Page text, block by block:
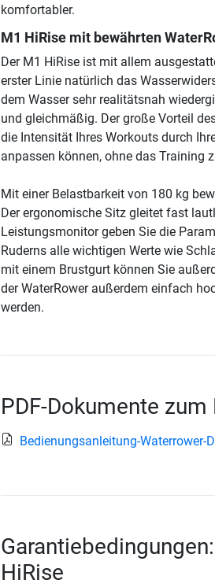
komfortabler.
M1 HiRise mit bewährten
Der M1 HiRise ist mit allem
erster Linie natürlich das
dem Wasser sehr realitätsnah
und gleichmäßig. Der große Vorteil
die Intensität Ihres Workouts durch
anpassen können, ohne das Training
Mit einer Belastbarkeit von 180 kg
Der ergonomische Sitz gleitet fast
Leistungsmonitor geben Sie die
Ruderns alle wichtigen Werte wie
mit einem Brustgurt können Sie
der WaterRower außerdem einfach
werden.
PDF-Dokumente
Bedienungsanleitung-Waterrower-
HiRise